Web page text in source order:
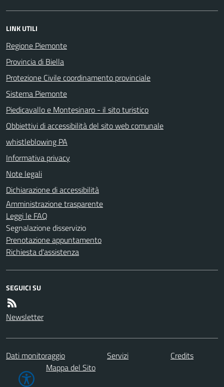
LINK UTILI
Regione Piemonte
Provincia di Biella
Protezione Civile coordinamento provinciale
Sistema Piemonte
Piedicavallo e Montesinaro - il sito turistico
Obbiettivi di accessibilità del sito web comunale
whistleblowing PA
Informativa privacy
Note legali
Dichiarazione di accessibilità
Amministrazione trasparente
Leggi le FAQ
Segnalazione disservizio
Prenotazione appuntamento
Richiesta d'assistenza
SEGUICI SU
Newsletter
Dati monitoraggio Servizi
Credits
Mappa del Sito